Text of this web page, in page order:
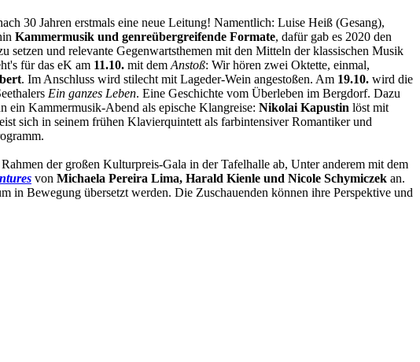
30 Jahren erstmals eine neue Leitung! Namentlich: Luise Heiß (Gesang),
Kammermusik und genreübergreifende Formate, dafür gab es 2020 den
setzen und relevante Gegenwartsthemen mit den Mitteln der klassischen Musik
für das eK am 11.10. mit dem Anstoß: Wir hören zwei Oktette, einmal,
. Im Anschluss wird stilecht mit Lageder-Wein angestoßen. Am 19.10. wird die
Ein ganzes Leben. Eine Geschichte vom Überleben im Bergdorf. Dazu
ein Kammermusik-Abend als epische Klangreise: Nikolai Kapustin löst mit
sich in seinem frühen Klavierquintett als farbintensiver Romantiker und
der großen Kulturpreis-Gala in der Tafelhalle ab, Unter anderem mit dem
von Michaela Pereira Lima, Harald Kienle und Nicole Schymiczek an.
in Bewegung übersetzt werden. Die Zuschauenden können ihre Perspektive und